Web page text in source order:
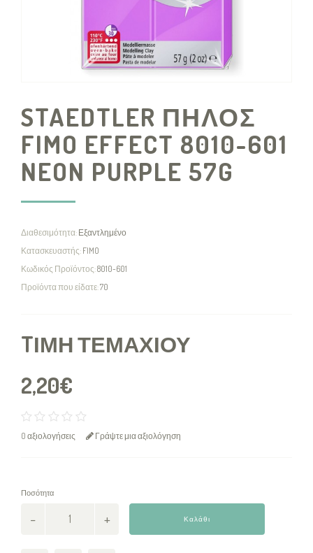
STAEDTLER ΠΗΛΟΣ
FIMO EFFECT 8010-601
NEON PURPLE 57G
Διαθεσιμότητα: Εξαντλημένο
Κατασκευαστής: FIMO
Κωδικός Προϊόντος:8010-601
Προϊόντα που είδατε:70
TΙΜΉ ΤΕΜΑΧΊΟΥ
2,20€
0 αξιολογήσεις Γράψτε μια αξιολόγηση
Ποσότητα
Καλάθι